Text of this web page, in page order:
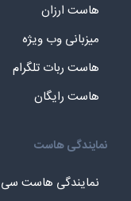
هاست ارزان
میزبانی وب ویژه
هاست ربات تلگرام
هاست رایگان
نمایندگی هاست
نمایندگی هاست سی